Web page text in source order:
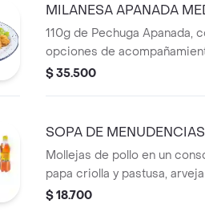
MILANESA APANADA
110g de Pechuga Apanada,
opciones de
$ 35.500
SOPA DE MENUDENCIAS
Mollejas de pollo en un
papa criolla y pastusa,
de cilantro.
$ 18.700